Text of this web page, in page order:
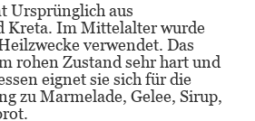
Ursprünglich aus
Kreta. Im Mittelalter wurde
verwendet. Das
rohen Zustand sehr hart und
eignet sie sich für die
zu Marmelade, Gelee, Sirup,